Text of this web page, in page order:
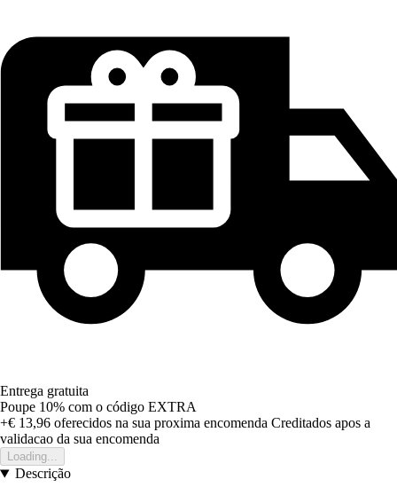
Entrega gratuita
Poupe 10% com o código EXTRA
+€ 13,96 oferecidos na sua proxima encomenda Creditados apos a
validacao da sua encomenda
Loading...
Descrição